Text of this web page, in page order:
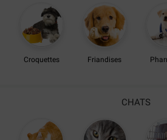
Croquettes Friandises
CHATS